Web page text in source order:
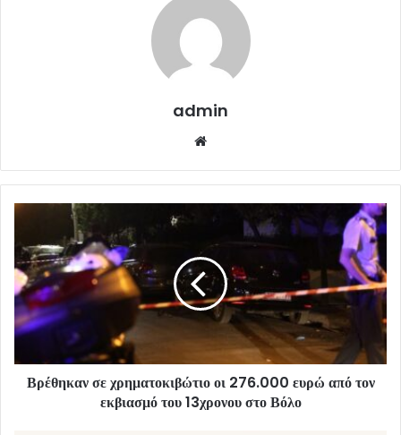
admin
Βρέθηκαν σε χρηματοκιβώτιο οι 276.000 ευρώ από τον
εκβιασμό του 13χρονου στο Βόλο